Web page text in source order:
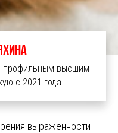
профильным высшим
с 2021 года
выраженности